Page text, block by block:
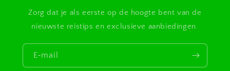
Zorg dat je als eerste op de hoogte bent van de
nieuwste reistips en exclusieve aanbiedingen.
E‑mail